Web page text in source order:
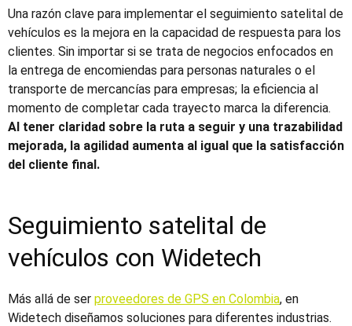
Una razón clave para implementar el seguimiento satelital de
vehículos es la mejora en la capacidad de respuesta para los
clientes. Sin importar si se trata de negocios enfocados en
la entrega de encomiendas para personas naturales o el
transporte de mercancías para empresas; la eficiencia al
momento de completar cada trayecto marca la diferencia.
Al tener claridad sobre la ruta a seguir y una trazabilidad
mejorada, la agilidad aumenta al igual que la satisfacción
del cliente final.
Seguimiento satelital de
vehículos con Widetech
Más allá de ser proveedores de GPS en Colombia, en
Widetech diseñamos soluciones para diferentes industrias.